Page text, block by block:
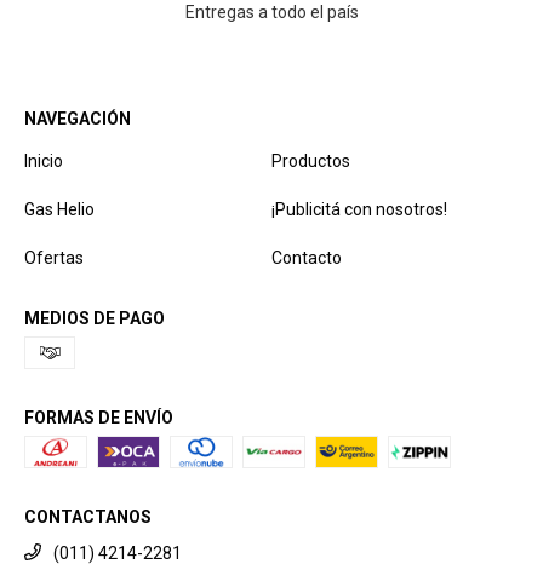
Entregas a todo el país
NAVEGACIÓN
Inicio Productos
Gas Helio ¡Publicitá con nosotros!
Ofertas Contacto
MEDIOS DE PAGO
FORMAS DE ENVÍO
CONTACTANOS
(011) 4214-2281